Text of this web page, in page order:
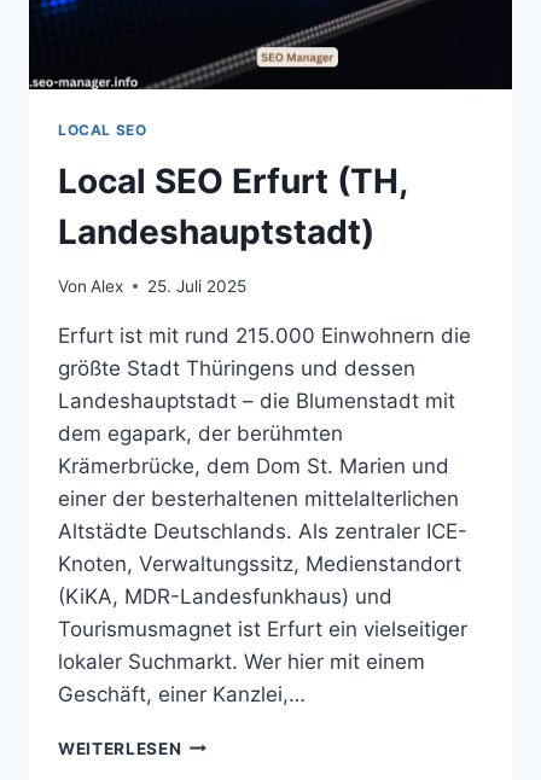
LOCAL SEO
Local SEO Erfurt (TH,
Landeshauptstadt)
Von Alex 25. Juli 2025
Erfurt ist mit rund 215.000 Einwohnern die
größte Stadt Thüringens und dessen
Landeshauptstadt – die Blumenstadt mit
dem egapark, der berühmten
Krämerbrücke, dem Dom St. Marien und
einer der besterhaltenen mittelalterlichen
Altstädte Deutschlands. Als zentraler ICE-
Knoten, Verwaltungssitz, Medienstandort
(KiKA, MDR-Landesfunkhaus) und
Tourismusmagnet ist Erfurt ein vielseitiger
lokaler Suchmarkt. Wer hier mit einem
Geschäft, einer Kanzlei,…
WEITERLESEN LOCAL